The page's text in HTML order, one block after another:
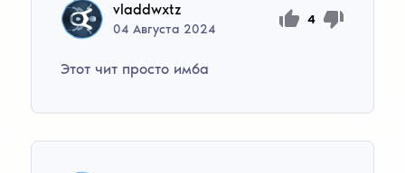
vladdwxtz
04Августа 2024
4
Этот чит просто имба